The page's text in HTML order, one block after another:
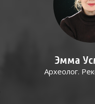
Эмма
Археолог.